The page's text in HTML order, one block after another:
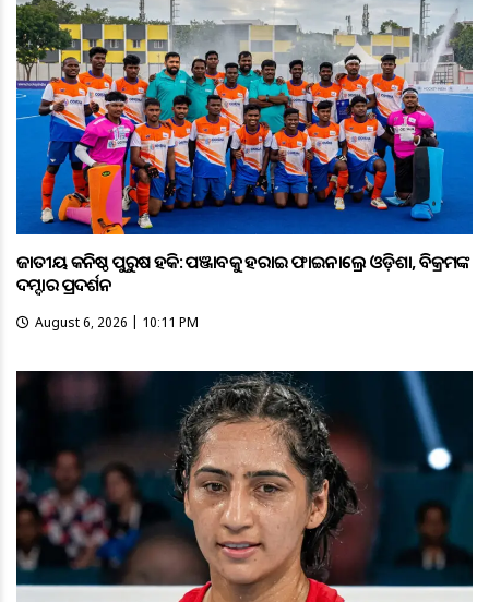
ଜାତୀୟ କନିଷ୍ଠ ପୁରୁଷ ହକି: ପଞ୍ଜାବକୁ ହରାଇ ଫାଇନାଲ୍ରେ ଓଡ଼ିଶା, ବିକ୍ରମଙ୍କ
ଦମ୍ଦାର ପ୍ରଦର୍ଶନ
August 6, 2026 | 10:11 PM